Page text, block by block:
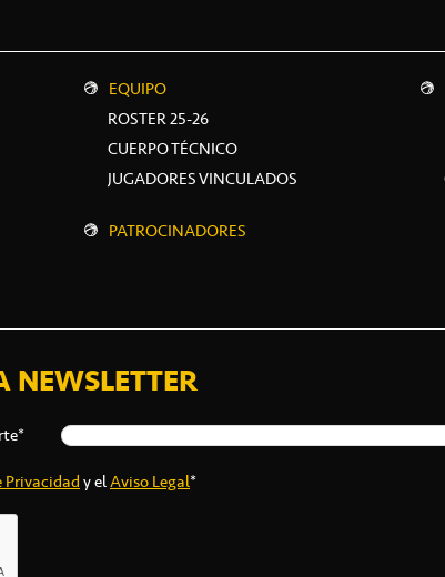
EQUIPO
ROSTER 25-26
CUERPO TÉCNICO
JUGADORES VINCULADOS
PATROCINADORES
NEWSLETTER
y elAviso Legal*